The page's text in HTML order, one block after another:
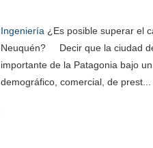
Ingeniería ¿Es posible superar el
Neuquén? Decir que la ciudad
importante de la Patagonia bajo
demográfico, comercial, de prest...